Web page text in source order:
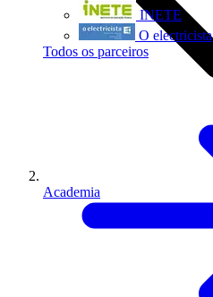
INETE
O electricista
Todos os parceiros
Academia